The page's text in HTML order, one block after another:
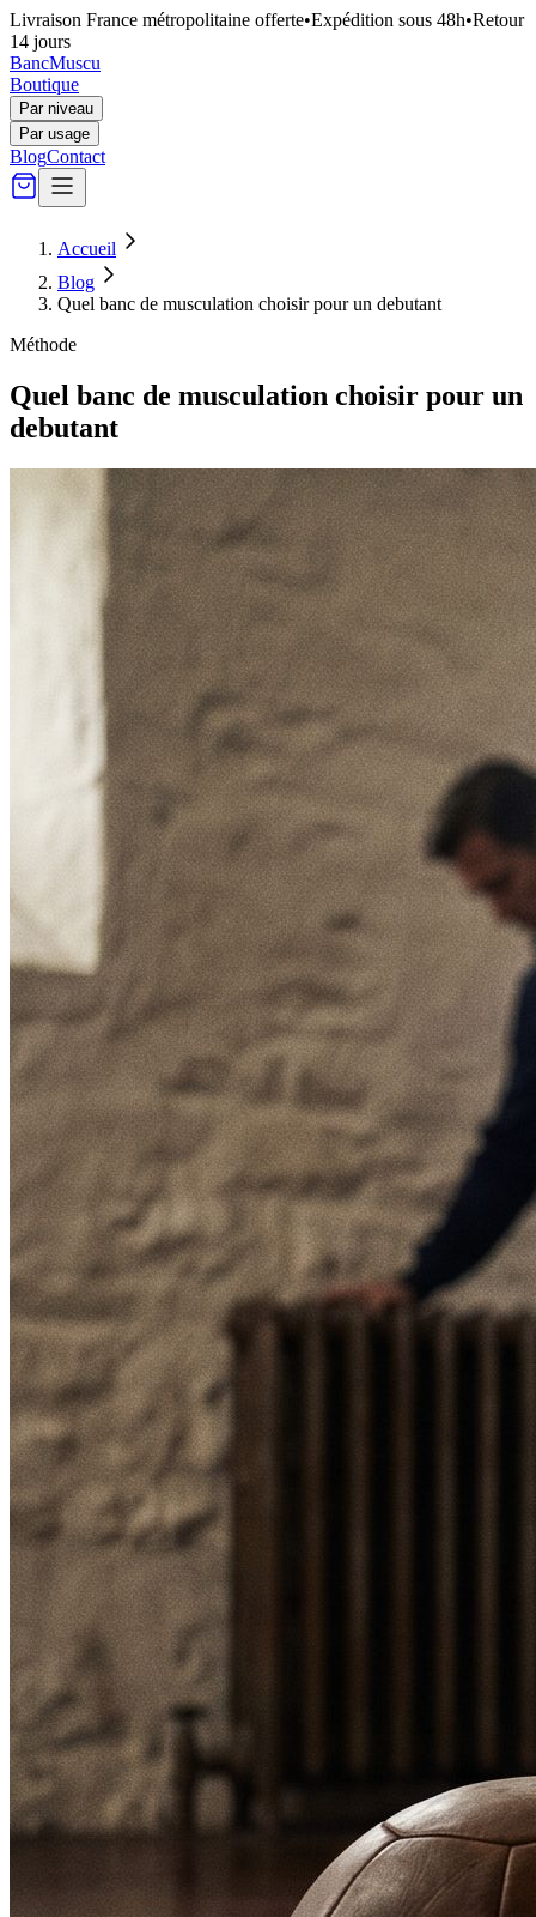
Livraison France métropolitaine offerte•Expédition sous 48h•Retour
14 jours
BancMuscu
Boutique
Par niveau
Par usage
BlogContact
Accueil
Blog
Quel banc de musculation choisir pour un debutant
Méthode
Quel banc de musculation choisir pour un
debutant